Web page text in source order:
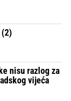
nisu razlog za
vijeća